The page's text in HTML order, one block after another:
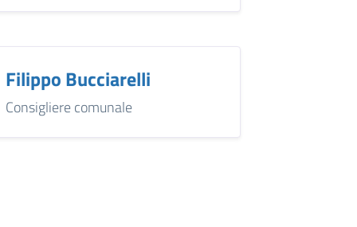
Filippo Bucciarelli
Consigliere comunale